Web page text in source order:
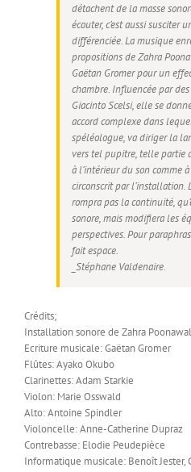
détachent de la masse
écouter, c’est aussi susciter
différenciée. La musique
propositions de Zahra
Gaëtan Gromer pour un
chambre. Influencée par
Giacinto Scelsi, elle se
accord complexe dans
spéléologue, va diriger la
vers tel pupitre, telle partie
à l’intérieur du son comme à
circonscrit par l’installation.
rompra pas la continuité,
sonore, mais modifiera les
perspectives. Pour
fait espace.
_Stéphane Valdenaire.
Crédits;
Installation sonore de Zahra
Ecriture musicale: Gaëtan Gromer
Flûtes: Ayako Okubo
Clarinettes: Adam Starkie
Violon: Marie Osswald
Alto: Antoine Spindler
Violoncelle: Anne-Catherine Dupraz
Contrebasse: Elodie Peudepièce
Informatique musicale: Benoît Jester,